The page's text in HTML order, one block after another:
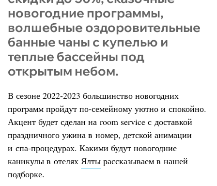
новогодние программы,
волшебные оздоровительные
банные чаны с купелью и
теплые бассейны под
открытым небом.
В сезоне 2022-2023 большинство новогодних
программ пройдут по-семейному уютно и спокойно.
Акцент будет сделан на room service с доставкой
праздничного ужина в номер, детской анимации
и спа-процедурах. Какими будут новогодние
каникулы в отелях Ялты рассказываем в нашей
подборке.